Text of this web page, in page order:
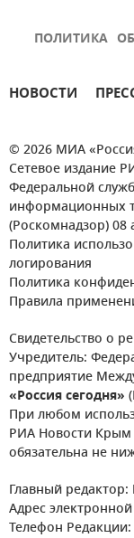
ПОЛИТИКА
НОВОСТИ
© 2026 МИА
Сетевое издание
Федеральной
информационных
(Роскомнадзор) 08
Политика
логирования
Политика
Правила
Свидетельство о
Учредитель:
предприятие
«Россия сегодня»
При любом
РИА Новости Крым
обязательна не
Главный редактор:
Адрес
Телефон Редакции: